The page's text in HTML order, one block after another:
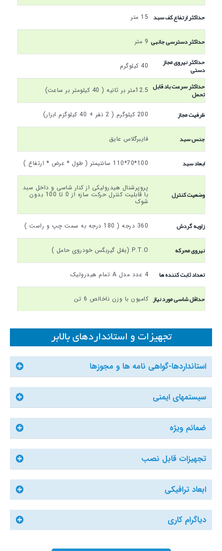
حداکثر ارتفاع کف سبد 15 متر
حداکثر دسترسی جانبی 9 متر
حداکثر نیروی مجاز
دستی 40 کیلوگرم
حداکثر سرعت باد قابل
تحمل 12.5متر بر ثانیه ( 40 کیلومتر بر ساعت)
ظرفیت مجاز 200 کیلوگرم ( 2 نفر + 40 کیلوگزم ابزار)
جنس سبد فايبرگلاس عايق
ابعاد سبد 100*70*110 سانتيمتر ( طول * عرض * ارتفاع )
وضعیت کنترل
پروپرشنال هیدرولیکی از کنار شاسی و داخل سبد
با قابلیت کنترل حرکت سازه از 0 تا 100 بدون
شوک
زاویه گردش 360 درجه ( 180 درجه به سمت چپ و راست )
نیروی محرکه P.T.O (بغل گیربگس خودروی حامل )
تعداد ثابت کننده ها 4 عدد مدل A تمام هیدرولیک
حداقل شاسی مورد نیاز کامیون با وزن ناخالص 6 تن
تجهیزات و استانداردهای بالابر
استانداردها-گواهی نامه ها و مجوزها
سیستمهای ایمنی
ضمائم ویژه
تجهیزات قابل نصب
ابعاد ترافیکی
دیاگرام کاری